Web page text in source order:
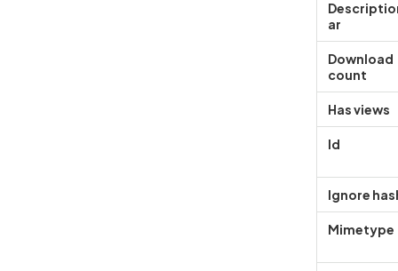
ar
Download
count
Has views
Id
Ignore
Mimetype